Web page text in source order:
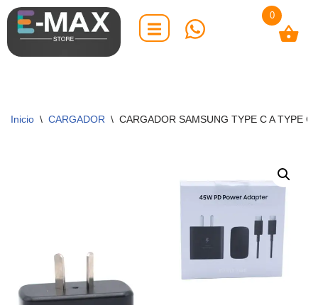
Saltar
al
Inicio \ CARGADOR \ CARGADOR SAMSUNG TYPE C A TYPE C
0